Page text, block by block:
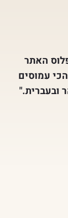
האתר
עמוסים
ובעברית."